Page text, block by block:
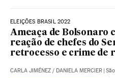
ELEIÇÕES BRASIL 2022
Ameaça de Bolsonaro
reação de chefes do
retrocesso e crime de
CARLA JIMÉNEZ / DANIELA MERCIER